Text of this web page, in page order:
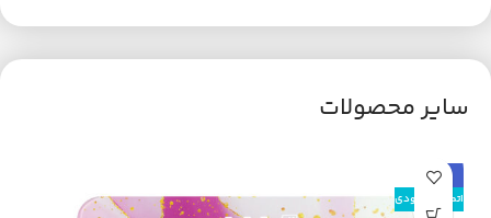
سایر محصولات
حراج
اتمام موجودی